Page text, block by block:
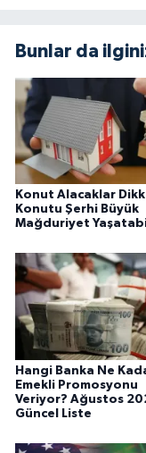
Bunlar da
Konut Alacaklar
Konutu Şerhi Büyük
Mağduriyet
Hangi Banka Ne
Emekli Promosyonu
Veriyor? Ağustos
Güncel Liste